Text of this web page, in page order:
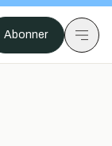
Abonner